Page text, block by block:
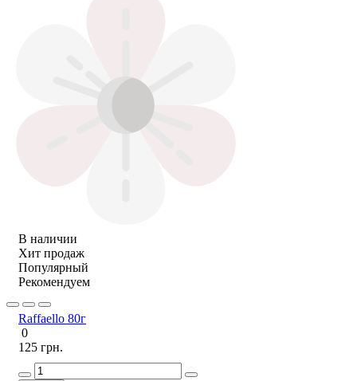
В наличии
Хит продаж
Популярный
Рекомендуем
Raffaello 80г
0
125 грн.